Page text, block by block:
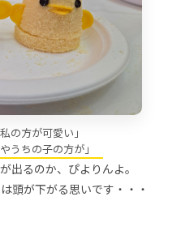
の方が可愛い」
うちの子の方が」
出るのか、ぴよりんよ。
頭が下がる思いです・・・